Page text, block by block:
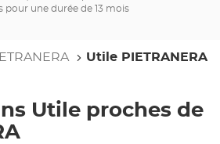
pour une durée de 13 mois
Utile PIETRANERA
Utile proches de